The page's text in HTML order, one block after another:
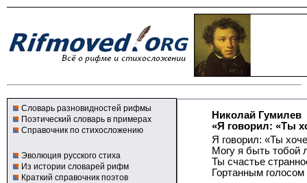
Словарь разновидностей рифмы
Поэтический словарь в примерах
Справочник по стихосложению
Эволюция русского стиха
Из истории словарей рифм
Краткий справочник поэтов
Николай Гумилев
«Я говорил: «Ты
Я говорил: «Ты
Могу я быть тобой
Ты счастье
Гортанным голосом